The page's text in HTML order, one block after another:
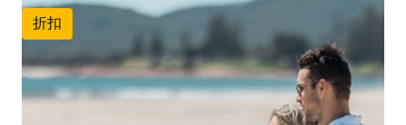
在西南岩鹽酒店 (Salt at South West Rocks)，奢華、自
然與寧靜完美融合，為您打造難忘的河畔度假之旅。
折扣